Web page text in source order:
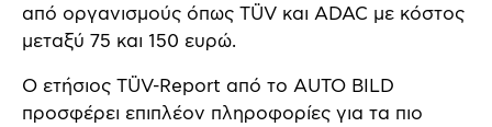
από οργανισμούς όπως TÜV και ADAC με κόστος
μεταξύ 75 και 150 ευρώ.
Ο ετήσιος TÜV-Report από το AUTO BILD
προσφέρει επιπλέον πληροφορίες για τα πιο